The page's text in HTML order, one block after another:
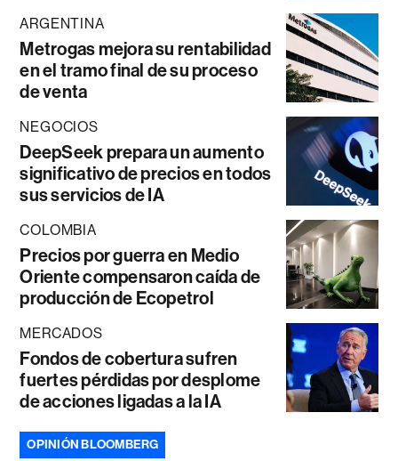
ARGENTINA
Metrogas mejora su rentabilidad
en el tramo final de su proceso
de venta
NEGOCIOS
DeepSeek prepara un aumento
significativo de precios en todos
sus servicios de IA
COLOMBIA
Precios por guerra en Medio
Oriente compensaron caída de
producción de Ecopetrol
MERCADOS
Fondos de cobertura sufren
fuertes pérdidas por desplome
de acciones ligadas a la IA
OPINIÓN BLOOMBERG